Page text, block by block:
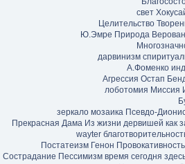
свет
Целительство
Ю.Эмре Природа
дарвинизм
А.Фоменко
Агрессия Остап
лоботомия Миссия
зеркало мозаика Псевдо-
Прекрасная Дама Из жизни дервишей как
wayter
Постатеизм Генон Провокативность
Сострадание Пессимизм время сегодня